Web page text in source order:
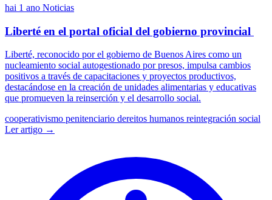
hai 1 ano Noticias
Liberté en el portal oficial del gobierno provincial
Liberté, reconocido por el gobierno de Buenos Aires como un
nucleamiento social autogestionado por presos, impulsa cambios
positivos a través de capacitaciones y proyectos productivos,
destacándose en la creación de unidades alimentarias y educativas
que promueven la reinserción y el desarrollo social.
cooperativismo penitenciario dereitos humanos reintegración social
Ler artigo →